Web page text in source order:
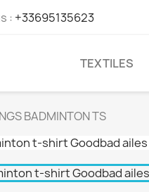
: +33695135623
TEXTILES
BADMINTON TS